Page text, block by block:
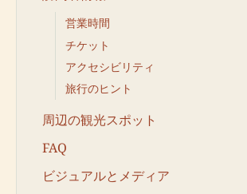
営業時間
チケット
アクセシビリティ
旅行のヒント
周辺の観光スポット
FAQ
ビジュアルとメディア